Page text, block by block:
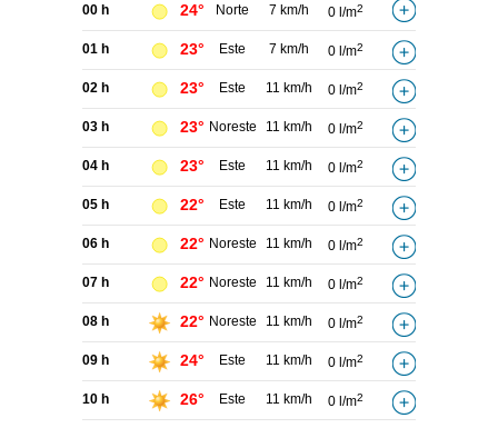
00 h 24° Norte 7 km/h 0 l/m2
01 h 23° Este 7 km/h 0 l/m2
02 h 23° Este 11 km/h 0 l/m2
03 h 23° Noreste 11 km/h 0 l/m2
04 h 23° Este 11 km/h 0 l/m2
05 h 22° Este 11 km/h 0 l/m2
06 h 22° Noreste 11 km/h 0 l/m2
07 h 22° Noreste 11 km/h 0 l/m2
08 h 22° Noreste 11 km/h 0 l/m2
09 h 24° Este 11 km/h 0 l/m2
10 h 26° Este 11 km/h 0 l/m2